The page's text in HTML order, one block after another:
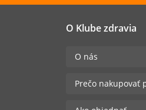
O Klube zdravia
O nás
Prečo nakupovať